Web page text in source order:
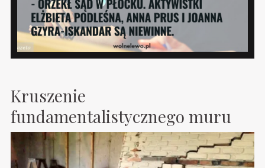
Kruszenie
fundamentalistycznego muru